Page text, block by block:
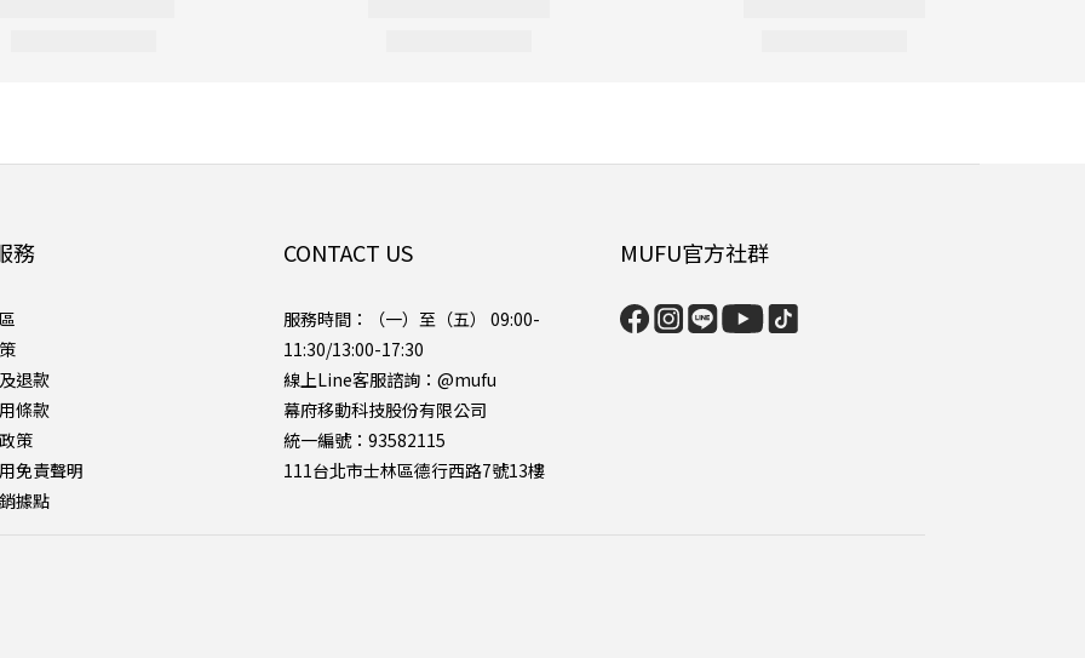
務
退款
條款
策
免責聲明
據點
CONTACT US
服務時間：（一）至（五） 09:00-
11:30/13:00-17:30
線上Line客服諮詢： @mufu
幕府移動科技股份有限公司
統一編號：93582115
111台北市士林區德行西路7號13樓
MUFU官方社群